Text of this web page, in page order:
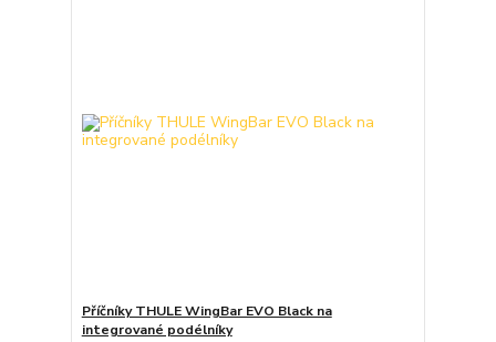
Příčníky THULE WingBar EVO Black na
integrované podélníky